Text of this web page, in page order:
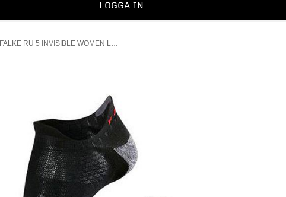
LOGGA IN